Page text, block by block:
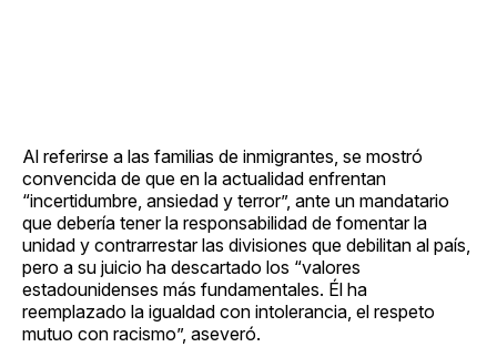
Al referirse a las familias de inmigrantes, se mostró
convencida de que en la actualidad enfrentan
“incertidumbre, ansiedad y terror”, ante un mandatario
que debería tener la responsabilidad de fomentar la
unidad y contrarrestar las divisiones que debilitan al país,
pero a su juicio ha descartado los “valores
estadounidenses más fundamentales. Él ha
reemplazado la igualdad con intolerancia, el respeto
mutuo con racismo”, aseveró.